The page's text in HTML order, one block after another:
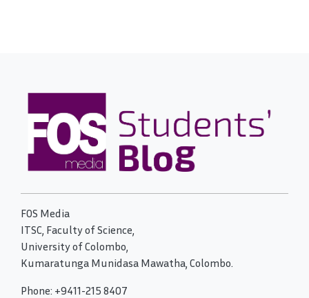
FOS Media
ITSC, Faculty of Science,
University of Colombo,
Kumaratunga Munidasa Mawatha, Colombo.
Phone: +9411-215 8407